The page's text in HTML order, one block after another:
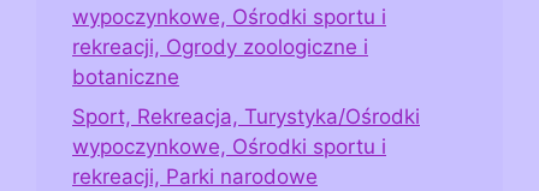
wypoczynkowe, Ośrodki sportu i
rekreacji, Ogrody zoologiczne i
botaniczne
Sport, Rekreacja, Turystyka/Ośrodki
wypoczynkowe, Ośrodki sportu i
rekreacji, Parki narodowe